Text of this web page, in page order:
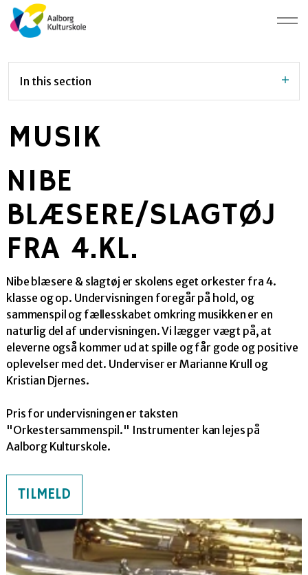
In this section
MUSIK
NIBE
BLÆSERE/SLAGTØJ
FRA 4.KL.
Nibe blæsere & slagtøj er skolens eget orkester fra 4.
klasse og op. Undervisningen foregår på hold, og
sammenspil og fællesskabet omkring musikken er en
naturlig del af undervisningen. Vi lægger vægt på, at
eleverne også kommer ud at spille og får gode og positive
oplevelser med det. Underviser er Marianne Krull og
Kristian Djernes.
Pris for undervisningen er taksten
"Orkestersammenspil." Instrumenter kan lejes på
Aalborg Kulturskole.
TILMELD